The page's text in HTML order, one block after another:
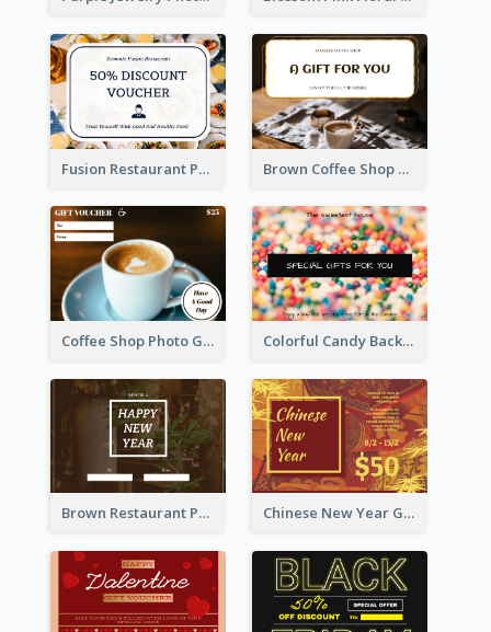
Fusion Restaurant Photo Food Discount Gift Card Brown Coffee Shop Photo Gift For You Gift Card
Coffee Shop Photo Gift Card For Coffee Colorful Candy Background Special Gift Card
Brown Restaurant Photo New Year Gift Card Chinese New Year Gift Card With Decorations